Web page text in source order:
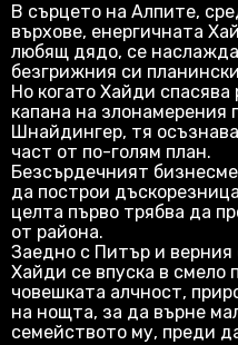
В сърцето на Алпите,
върхове, енергичната
любящ дядо, се
безгрижния си
Но когато Хайди
капана на злонамерения
Шнайдингер, тя
част от по-голям план.
Безсърдечният
да построи
целта първо трябва да
от района.
Заедно с Питър и
Хайди се впуска в смело
човешката алчност,
на нощта, за да върне
семейството му, преди